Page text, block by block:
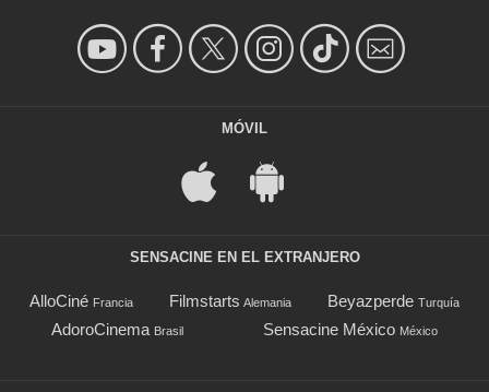
MÓVIL
SENSACINE EN EL EXTRANJERO
AlloCiné Francia Filmstarts Alemania Beyazperde Turquía
AdoroCinema Brasil Sensacine México México